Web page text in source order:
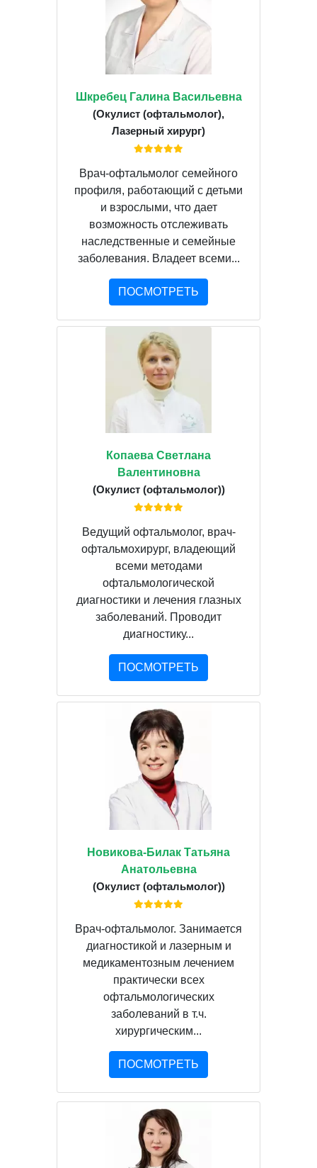
Шкребец Галина Васильевна
(Окулист (офтальмолог),
Лазерный хирург)
Врач-офтальмолог семейного
профиля, работающий с детьми
и взрослыми, что дает
возможность отслеживать
наследственные и семейные
заболевания. Владеет всеми...
ПОСМОТРЕТЬ
Копаева Светлана
Валентиновна
(Окулист (офтальмолог))
Ведущий офтальмолог, врач-
офтальмохирург, владеющий
всеми методами
офтальмологической
диагностики и лечения глазных
заболеваний. Проводит
диагностику...
ПОСМОТРЕТЬ
Новикова-Билак Татьяна
Анатольевна
(Окулист (офтальмолог))
Врач-офтальмолог. Занимается
диагностикой и лазерным и
медикаментозным лечением
практически всех
офтальмологических
заболеваний в т.ч.
хирургическим...
ПОСМОТРЕТЬ